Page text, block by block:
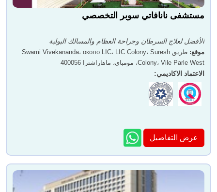
مستشفى نانافاتي سوبر التخصصي
الأفضل لعلاج السرطان وجراحة العظام والمسالك البولية
موقع:
طريق Swami Vivekananda، около LIC، LIC Colony، Suresh
Colony، Vile Parle West، مومباي، ماهاراشترا 400056
الاعتماد الاكاديمي:
عرض التفاصيل